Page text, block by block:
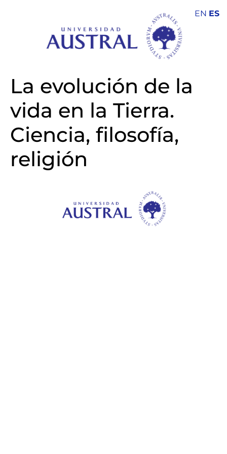
La evolución de la
vida en la Tierra.
Ciencia, filosofía,
religión
EN ES